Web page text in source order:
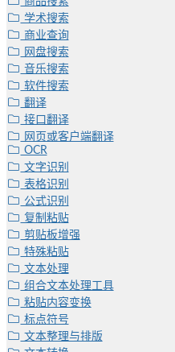
学术搜索
商业查询
网盘搜索
音乐搜索
软件搜索
翻译
接口翻译
网页或客户端翻译
OCR
文字识别
表格识别
公式识别
复制粘贴
剪贴板增强
特殊粘贴
文本处理
组合文本处理工具
粘贴内容变换
标点符号
文本整理与排版